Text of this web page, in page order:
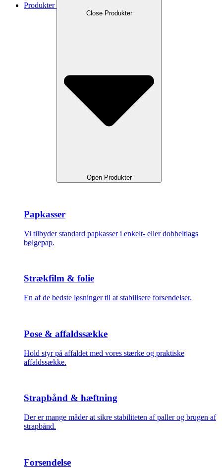
Produkter
Close Produkter
Open Produkter
Papkasser
Vi tilbyder standard papkasser i enkelt- eller dobbeltlags
bølgepap.
Strækfilm & folie
En af de bedste løsninger til at stabilisere forsendelser.
Pose & affaldssække
Hold styr på affaldet med vores stærke og praktiske
affaldssække.
Strapbånd & hæftning
Der er mange måder at sikre stabiliteten af paller og brugen af
strapbånd.
Forsendelse